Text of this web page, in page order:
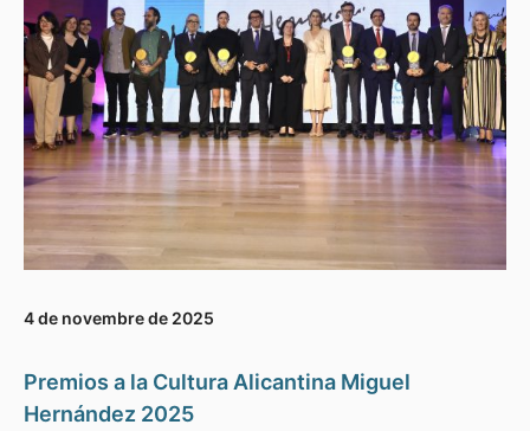
4 de novembre de 2025
Premios a la Cultura Alicantina Miguel
Hernández 2025